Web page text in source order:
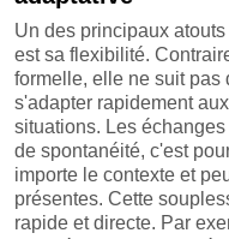
Un des principaux
est sa flexibilité.
formelle, elle ne suit pas
s'adapter rapidement
situations. Les
de spontanéité, c'est
importe le contexte et
présentes. Cette
rapide et directe. Par